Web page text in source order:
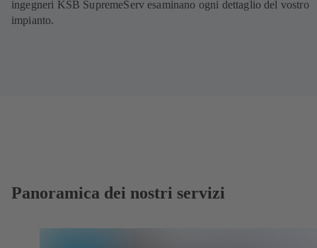
ingegneri KSB SupremeServ esaminano ogni dettaglio del vostro
impianto.
Panoramica dei nostri servizi